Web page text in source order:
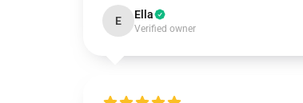
E Ella
Verified owner